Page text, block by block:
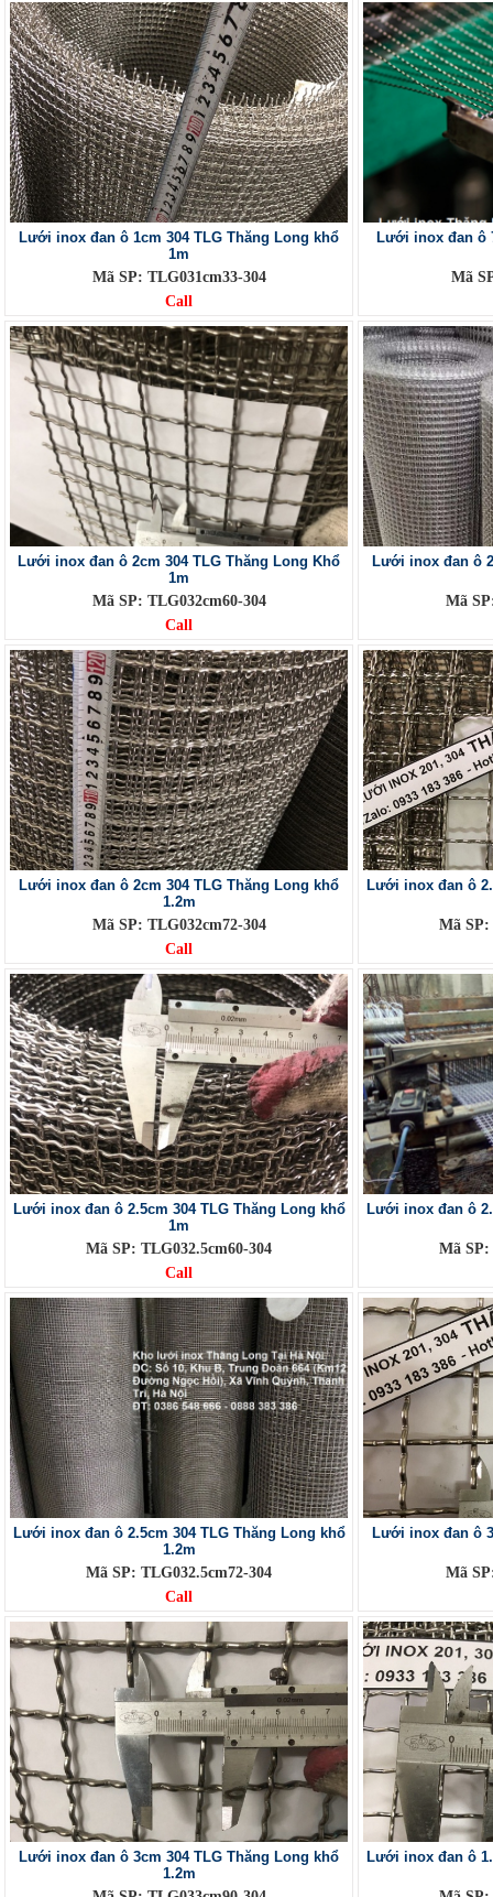
Lưới inox đan ô 1cm 304 TLG Thăng Long khổ
1m
Mã SP: TLG031cm33-304
Call
Lưới inox đan ô
Mã
Lưới inox đan ô 2cm 304 TLG Thăng Long Khổ
1m
Mã SP: TLG032cm60-304
Call
Lưới inox đan ô
Mã
Lưới inox đan ô 2cm 304 TLG Thăng Long khổ
1.2m
Mã SP: TLG032cm72-304
Call
Lưới inox đan ô
Mã SP:
Lưới inox đan ô 2.5cm 304 TLG Thăng Long khổ
1m
Mã SP: TLG032.5cm60-304
Call
Lưới inox đan ô
Mã SP:
Lưới inox đan ô 2.5cm 304 TLG Thăng Long khổ
1.2m
Mã SP: TLG032.5cm72-304
Call
Lưới inox đan ô
Mã
Lưới inox đan ô 3cm 304 TLG Thăng Long khổ
1.2m
Lưới inox đan ô